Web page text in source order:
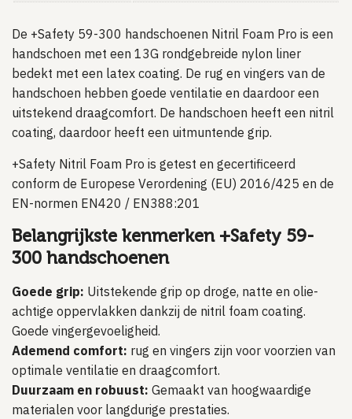
De +Safety 59-300 handschoenen Nitril Foam Pro is een
handschoen met een 13G rondgebreide nylon liner
bedekt met een latex coating. De rug en vingers van de
handschoen hebben goede ventilatie en daardoor een
uitstekend draagcomfort. De handschoen heeft een nitril
coating, daardoor heeft een uitmuntende grip.
+Safety Nitril Foam Pro is getest en gecertificeerd
conform de Europese Verordening (EU) 2016/425 en de
EN-normen EN420 / EN388:201
Belangrijkste kenmerken +Safety 59-
300 handschoenen
Goede grip: Uitstekende grip op droge, natte en olie-
achtige oppervlakken dankzij de nitril foam coating.
Goede vingergevoeligheid.
Ademend comfort: rug en vingers zijn voor voorzien van
optimale ventilatie en draagcomfort.
Duurzaam en robuust: Gemaakt van hoogwaardige
materialen voor langdurige prestaties.